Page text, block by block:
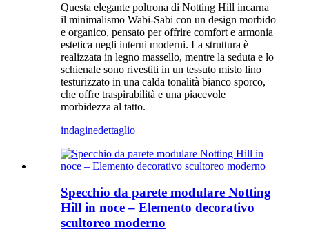
Questa elegante poltrona di Notting Hill incarna
il minimalismo Wabi-Sabi con un design morbido
e organico, pensato per offrire comfort e armonia
estetica negli interni moderni. La struttura è
realizzata in legno massello, mentre la seduta e lo
schienale sono rivestiti in un tessuto misto lino
testurizzato in una calda tonalità bianco sporco,
che offre traspirabilità e una piacevole
morbidezza al tatto.
indaginedettaglio
Specchio da parete modulare Notting
Hill in noce – Elemento decorativo
scultoreo moderno